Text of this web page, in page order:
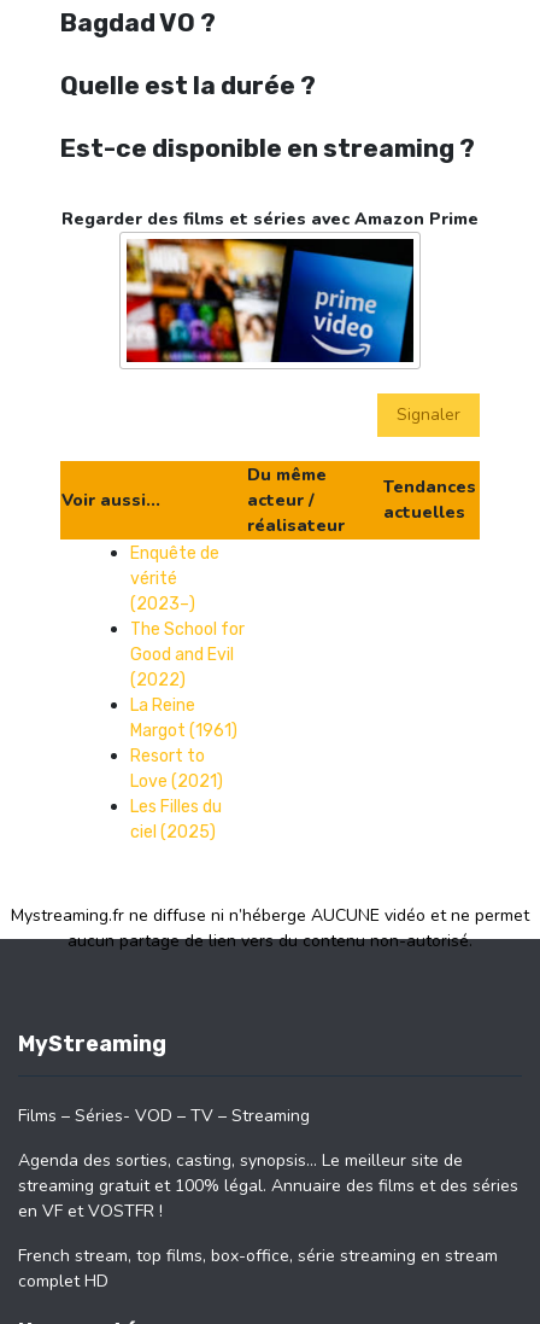
Bagdad VO ?
Quelle est la durée ?
Est-ce disponible en streaming ?
Regarder des films et séries avec Amazon Prime
Signaler
Voir aussi...
Du même
acteur /
réalisateur
Tendances
actuelles
Enquête de
vérité
(2023–)
The School for
Good and Evil
(2022)
La Reine
Margot (1961)
Resort to
Love (2021)
Les Filles du
ciel (2025)
Mystreaming.fr ne diffuse ni n’héberge AUCUNE vidéo et ne permet
aucun partage de lien vers du contenu non-autorisé.
MyStreaming
Films – Séries- VOD – TV – Streaming
Agenda des sorties, casting, synopsis… Le meilleur site de
streaming gratuit et 100% légal. Annuaire des films et des séries
en VF et VOSTFR !
French stream, top films, box-office, série streaming en stream
complet HD